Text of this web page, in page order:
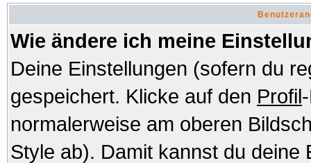
Wie ändere ich meine
Deine Einstellungen (sofern du
gespeichert. Klicke auf den Profil
normalerweise am oberen
Style ab). Damit kannst du deine